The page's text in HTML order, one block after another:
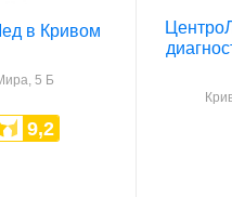
в Кривом
5 Б
9,2